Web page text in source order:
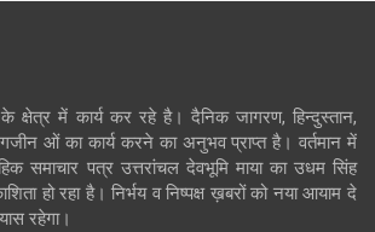
के क्षेत्र में कार्य कर रहे है। दैनिक जागरण, हिन्दुस्तान,
ओं का कार्य करने का अनुभव प्राप्त है। वर्तमान में
समाचार पत्र उत्तरांचल देवभूमि माया का उधम सिंह
हो रहा है। निर्भय व निष्पक्ष ख़बरों को नया आयाम दे
रहेगा।